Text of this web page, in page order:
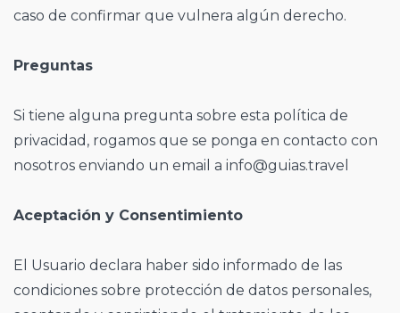
caso de confirmar que vulnera algún derecho.
Preguntas
Si tiene alguna pregunta sobre esta política de
privacidad, rogamos que se ponga en contacto con
nosotros enviando un email a info@guias.travel
Aceptación y Consentimiento
El Usuario declara haber sido informado de las
condiciones sobre protección de datos personales,